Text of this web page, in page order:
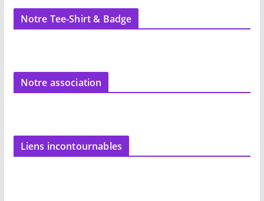
Notre Tee-Shirt & Badge
Notre association
Liens incontournables